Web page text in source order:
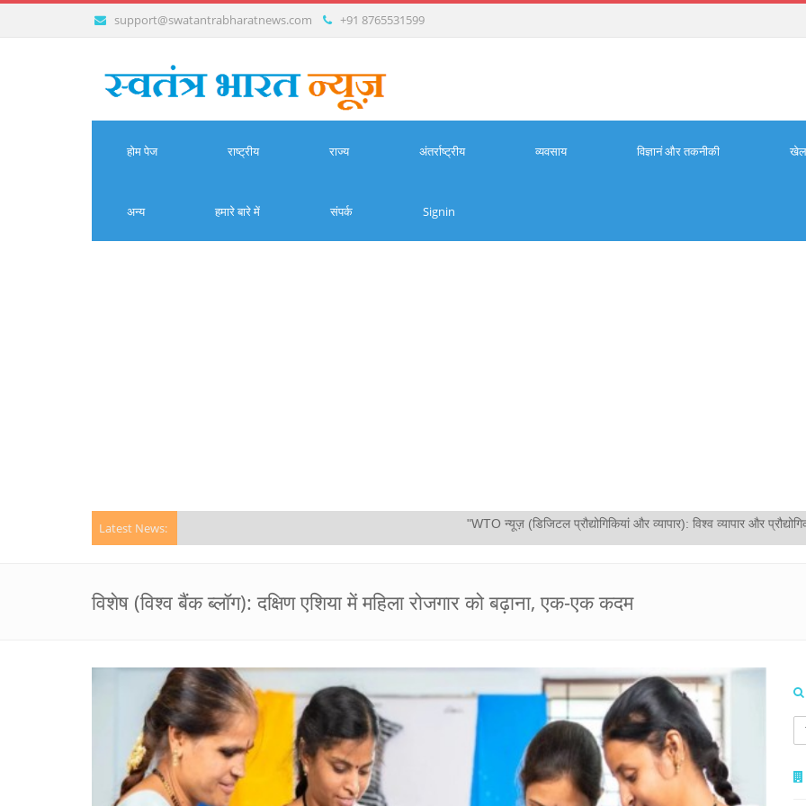
support@swatantrabharatnews.com +91 8765531599
होम पेज राष्ट्रीय राज्य अंतर्राष्ट्रीय व्यवसाय विज्ञानं और तकनीकी खेल
अन्य हमारे बारे में संपर्क Signin
Latest News: "WTO न्यूज़ (डिजिटल प्रौद्योगिकियां और व्यापार): विश्व व्यापार और प्रौद्योगिकी दिवस पर
विशेष (विश्व बैंक ब्लॉग): दक्षिण एशिया में महिला रोजगार को बढ़ाना, एक-एक कदम